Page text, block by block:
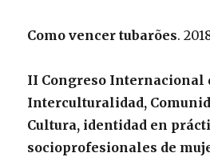
Como vencer tubarões.
II Congreso Internacional
Interculturalidad,
Cultura, identidad en
socioprofesionales de